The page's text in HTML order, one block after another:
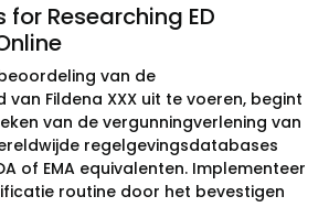
Researching ED
van de
Fildena XXX uit te voeren, begint
van de vergunningverlening van
regelgevingsdatabases
of EMA equivalenten. Implementeer
routine door het bevestigen